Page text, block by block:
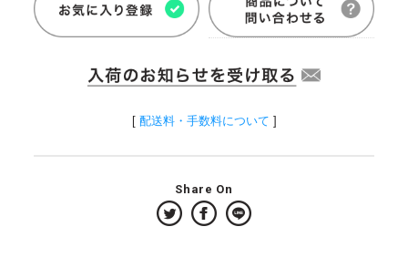
[ 配送料・手数料について ]
Share On